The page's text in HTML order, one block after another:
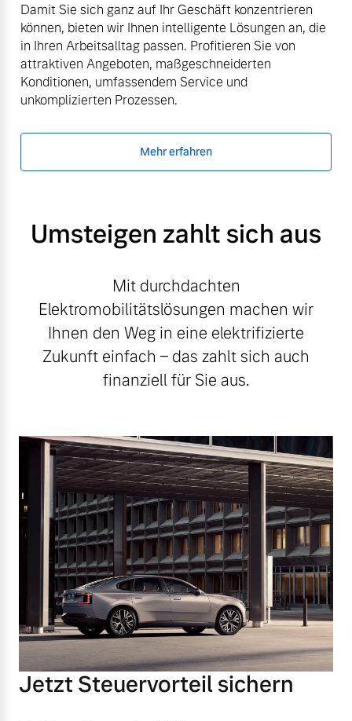
Damit Sie sich ganz auf Ihr Geschäft konzentrieren
können, bieten wir Ihnen intelligente Lösungen an, die
in Ihren Arbeitsalltag passen. Profitieren Sie von
attraktiven Angeboten, maßgeschneiderten
Konditionen, umfassendem Service und
unkomplizierten Prozessen.
Mehr erfahren
Umsteigen zahlt sich aus
Mit durchdachten
Elektromobilitätslösungen machen wir
Ihnen den Weg in eine elektrifizierte
Zukunft einfach – das zahlt sich auch
finanziell für Sie aus.
Jetzt Steuervorteil sichern